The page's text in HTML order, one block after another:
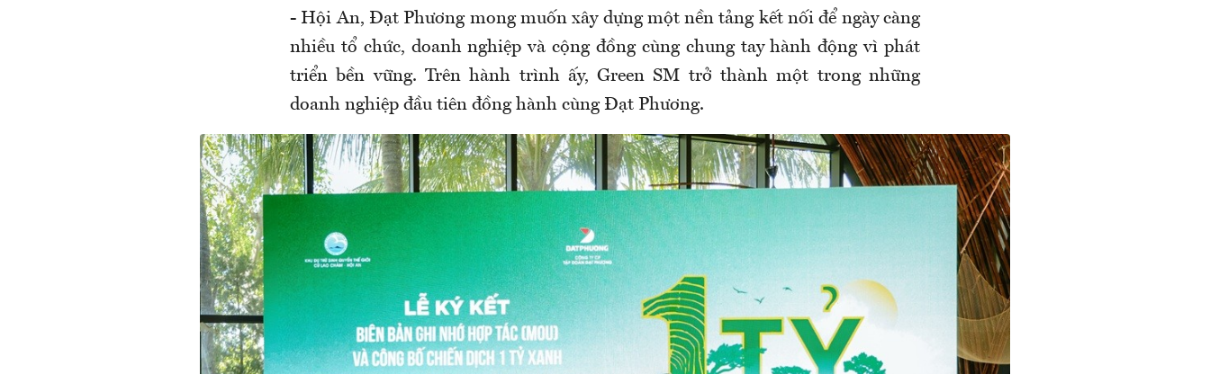
- Hội An, Đạt Phương mong muốn xây dựng một nền tảng kết nối để ngày càng
nhiều tổ chức, doanh nghiệp và cộng đồng cùng chung tay hành động vì phát
triển bền vững. Trên hành trình ấy, Green SM trở thành một trong những
doanh nghiệp đầu tiên đồng hành cùng Đạt Phương.